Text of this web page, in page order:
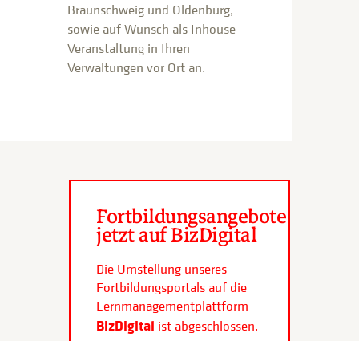
Braunschweig und Oldenburg,
sowie auf Wunsch als Inhouse-
Veranstaltung in Ihren
Verwaltungen vor Ort an.
Fortbildungsangebote
jetzt auf BizDigital
Die Umstellung unseres
Fortbildungsportals auf die
Lernmanagementplattform
BizDigital ist abgeschlossen.